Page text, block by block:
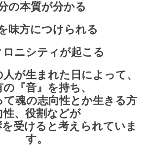
の本質が分かる
味方につけられる
ロニシティが起こる
が生まれた日によって、
の『音』を持ち、
魂の志向性とか生きる方
性、役割などが
受けると考えられていま
す。